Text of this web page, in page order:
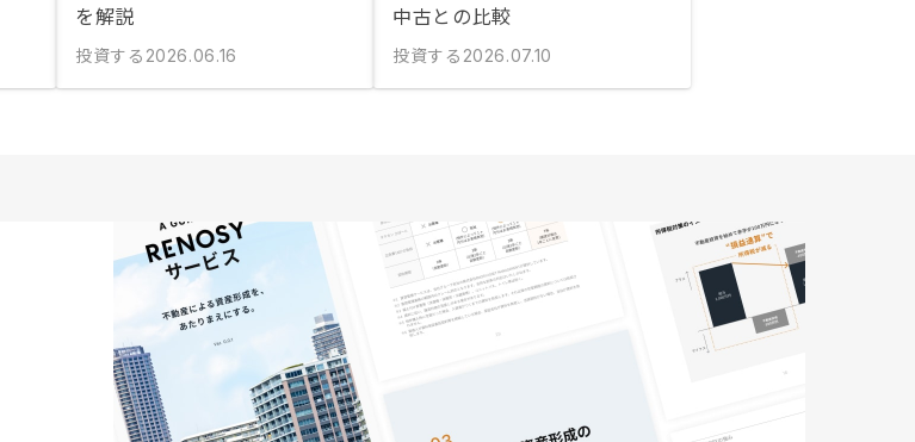
を解説
投資する 2026.06.16
中古との比較
投資する 2026.07.10